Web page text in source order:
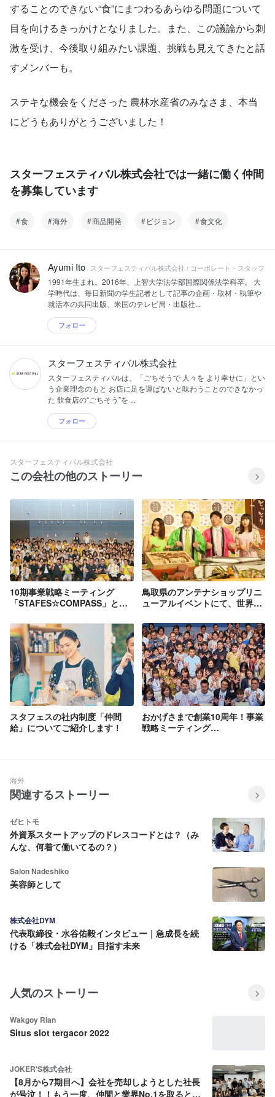
することのできない“食”にまつわるあらゆる問題について
目を向けるきっかけとなりました。また、この議論から刺
激を受け、今後取り組みたい課題、挑戦も見えてきたと話
すメンバーも。
ステキな機会をくださった 農林水産省のみなさま、本当
にどうもありがとうございました！
スターフェスティバル株式会社では一緒に働く仲間
を募集しています
食 海外 商品開発 ビジョン 食文化
Ayumi Ito スターフェスティバル株式会社 / コーポレート・スタッフ
1991年生まれ。2016年、上智大学法学部国際関係法学科卒。 大
学時代は、毎日新聞の学生記者として記事の企画・取材・執筆や
就活本の共同出版、米国のテレビ局・出版社...
フォロー
スターフェスティバル株式会社
スターフェスティバルは、「ごちそうで 人々を より幸せに」とい
う企業理念のもと お店に足を運ばないと味わうことのできなかっ
た 飲食店の“ごちそう”を ...
フォロー
スターフェスティバル株式会社
この会社の他のストーリー
10期事業戦略ミーティング
「STAFES☆COMPASS」と創
ー「七夕祭」を開催しました！
鳥取県のアンテナショップリニ
ューアルイベントにて、世界で
29（＝ニク）万円の鳥取和牛弁
当をご紹介いただきました！
スタフェスの社内制度「仲間
給」についてご紹介します！
おかげさまで創業10周年！事業
戦略ミーティング
海外
関連するストーリー
ゼヒトモ
外資系スタートアップのドレスコードとは？（み
んな、何着て働いてるの？）
Salon Nadeshiko
美容師として
株式会社DYM
代表取締役・水谷佑毅インタビュー｜急成長を続
ける「株式会社DYM」目指す未来
人気のストーリー
Wakgoy Rian
Situs slot tergacor 2022
JOKER'S株式会社
【8月から7期目へ】会社を売却しようとした社長
が号泣！！もう一度、仲間と業界No.1を取ると決